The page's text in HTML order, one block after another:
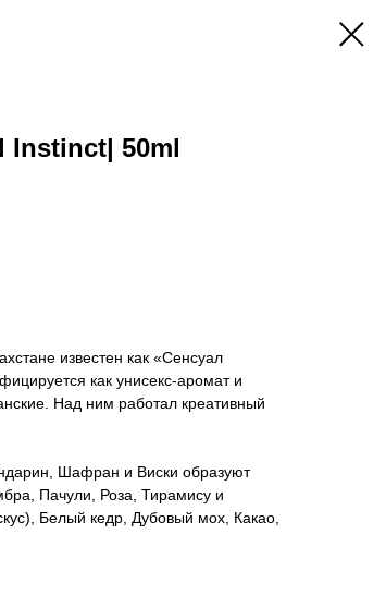
50ml
известен как «Сенсуал
как унисекс-аромат и
Над ним работал креативный
Шафран и Виски образуют
Пачули, Роза, Тирамису и
Белый кедр, Дубовый мох, Какао,